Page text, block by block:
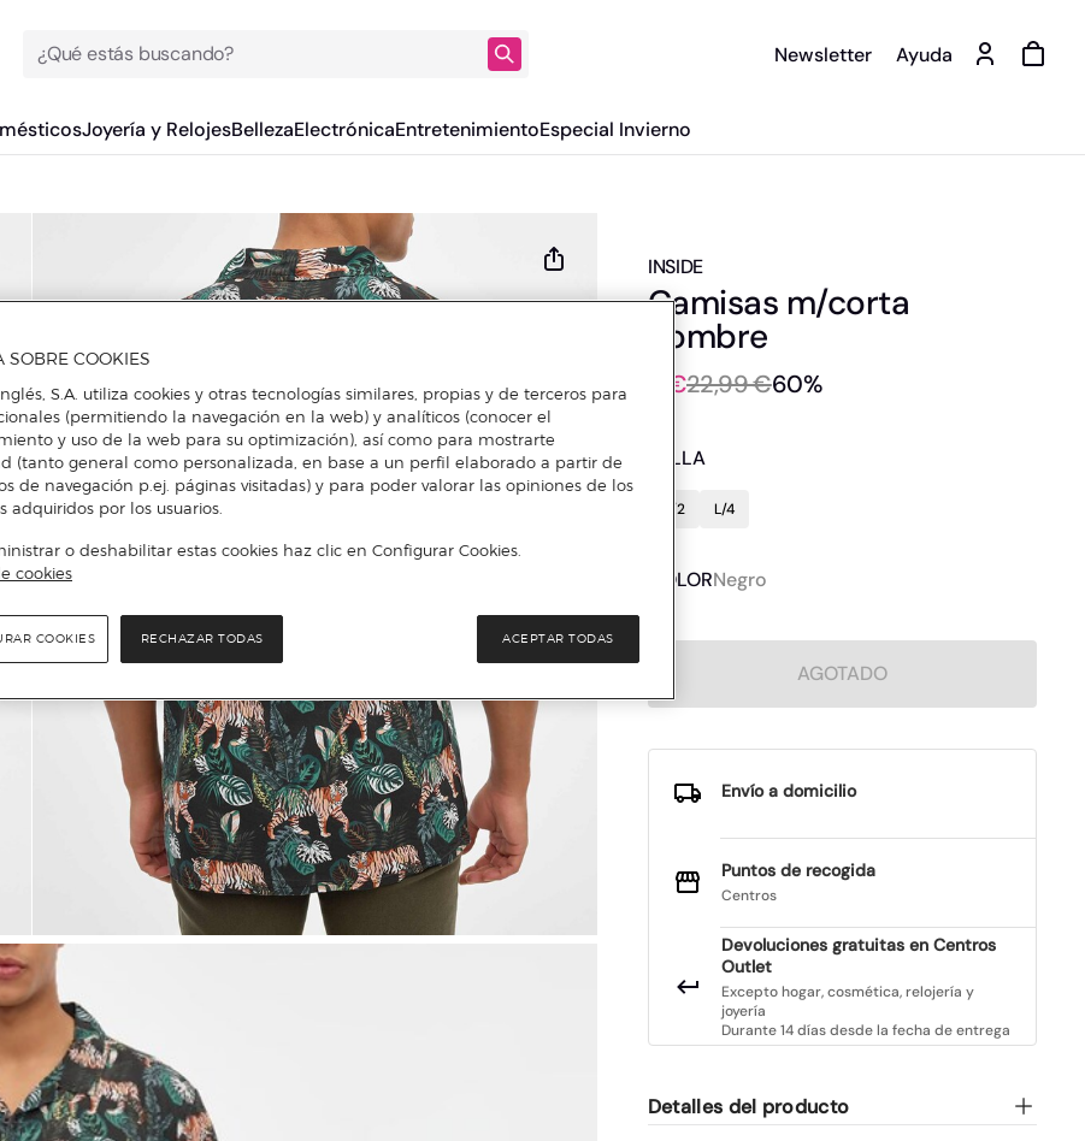
¿Qué estás buscando? Newsletter Ayuda
Joyería y RelojesBellezaElectrónicaEntretenimientoEspecial Invierno
INSIDE
Camisas m/corta
hombre
9 €22,99 €60%
TALLA
S/2 L/4
COLORNegro
AGOTADO
Envío a domicilio
Puntos de recogida
Centros
Devoluciones gratuitas en Centros
Outlet
Excepto hogar, cosmética, relojería y
joyería
Durante 14 días desde la fecha de entrega
Detalles del producto
SOBRE COOKIES
S.A. utiliza cookies y otras tecnologías similares, propias y de terceros para
(permitiendo la navegación en la web) y analíticos (conocer el
y uso de la web para su optimización), así como para mostrarte
(tanto general como personalizada, en base a un perfil elaborado a partir de
de navegación p.ej. páginas visitadas) y para poder valorar las opiniones de los
adquiridos por los usuarios.
o deshabilitar estas cookies haz clic en Configurar Cookies.
cookies
RECHAZAR TODAS ACEPTAR TODAS
COOKIES